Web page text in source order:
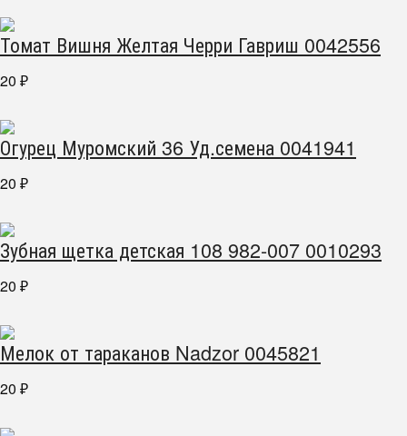
Томат Вишня Желтая Черри Гавриш 0042556
20 ₽
Огурец Муромский 36 Уд.семена 0041941
20 ₽
Зубная щетка детская 108 982-007 0010293
20 ₽
Мелок от тараканов Nadzor 0045821
20 ₽